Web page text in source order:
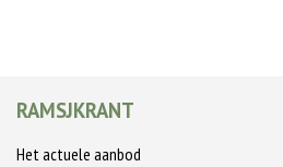
RAMSJKRANT
Het actuele aanbod